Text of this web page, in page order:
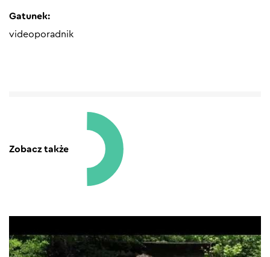
Gatunek:
videoporadnik
Zobacz także